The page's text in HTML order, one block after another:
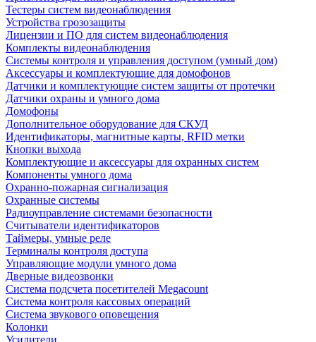
Тестеры систем видеонаблюдения
Устройства грозозащиты
Лицензии и ПО для систем видеонаблюдения
Комплекты видеонаблюдения
Системы контроля и управления доступом (умный дом)
Аксессуары и комплектующие для домофонов
Датчики и комплектующие систем защиты от протечки
Датчики охраны и умного дома
Домофоны
Дополнительное оборудование для СКУД
Идентификаторы, магнитные карты, RFID метки
Кнопки выхода
Комплектующие и аксессуары для охранных систем
Компоненты умного дома
Охранно-пожарная сигнализация
Охранные системы
Радиоуправление системами безопасности
Считыватели идентификаторов
Таймеры, умные реле
Терминалы контроля доступа
Управляющие модули умного дома
Дверные видеозвонки
Система подсчета посетителей Megacount
Система контроля кассовых операций
Система звукового оповещения
Колонки
Усилители